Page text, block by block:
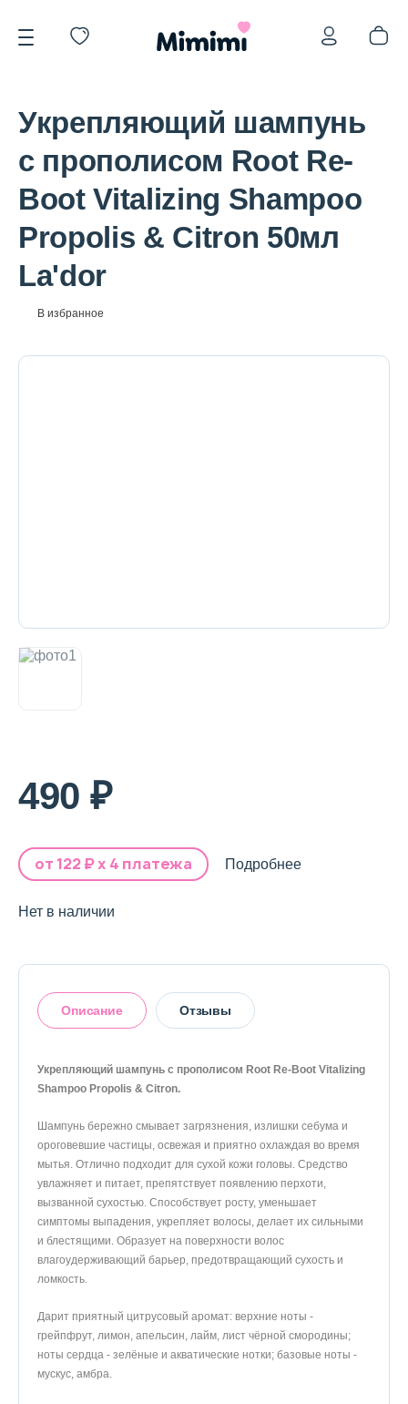
*OVERSTOCK -30%
Уход за лицом
Укрепляющий шампунь
с прополисом Root Re-
Boot Vitalizing Shampoo
Propolis & Citron 50мл
La'dor
В избранное
490 ₽
от 122₽ х 4 платежа Подробнее
Нет в наличии
Описание Отзывы
Укрепляющий шампунь с прополисом Root Re-Boot Vitalizing
Shampoo Propolis & Citron.
Шампунь бережно смывает загрязнения, излишки себума и
ороговевшие частицы, освежая и приятно охлаждая во время
мытья. Отлично подходит для сухой кожи головы. Средство
увлажняет и питает, препятствует появлению перхоти,
вызванной сухостью. Способствует росту, уменьшает
симптомы выпадения, укрепляет волосы, делает их сильными
и блестящими. Образует на поверхности волос
влагоудерживающий барьер, предотвращающий сухость и
ломкость.
Дарит приятный цитрусовый аромат: верхние ноты -
грейпфрут, лимон, апельсин, лайм, лист чёрной смородины;
ноты сердца - зелёные и акватические нотки; базовые ноты -
мускус, амбра.